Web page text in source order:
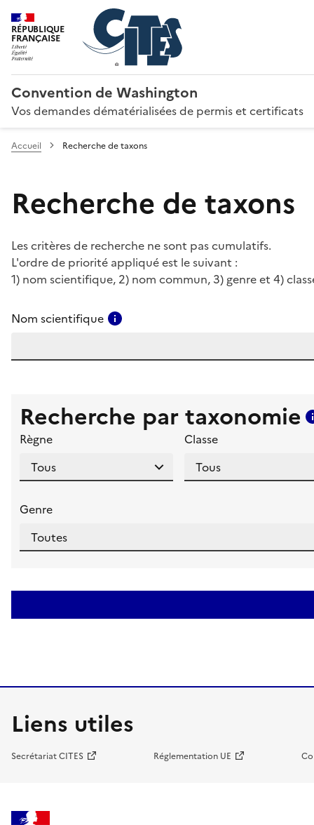
RÉPUBLIQUE
FRANÇAISE
Convention de Washington
Vos demandes dématérialisées de permis et certificats
Accueil Recherche de taxons
Recherche de taxons
Les critères de recherche ne sont pas cumulatifs.
L'ordre de priorité appliqué est le suivant :
1) nom scientifique, 2) nom commun, 3) genre et 4)
Nom scientifique
Recherche par taxonomie
Règne Classe
Genre
Liens utiles
Secrétariat CITES Réglementation UE